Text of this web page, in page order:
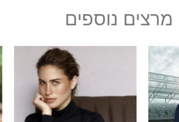
מרצים נוספים